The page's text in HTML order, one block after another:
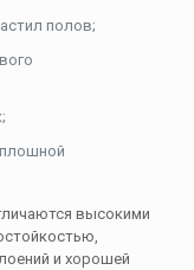
полов;
высокими
и хорошей